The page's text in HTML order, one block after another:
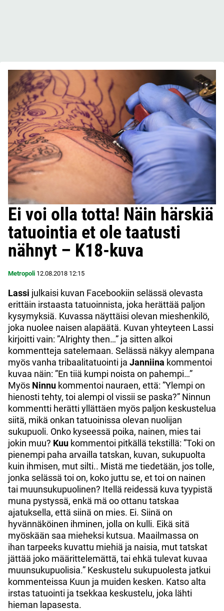
Ei voi olla totta! Näin härskiä
tatuointia et ole taatusti
nähnyt – K18-kuva
Metropoli 12.08.2018 12:15
Lassi julkaisi kuvan Facebookiin selässä olevasta
erittäin irstaasta tatuoinnista, joka herättää paljon
kysymyksiä. Kuvassa näyttäisi olevan mieshenkilö,
joka nuolee naisen alapäätä. Kuvan yhteyteen Lassi
kirjoitti vain: ”Alrighty then…” ja sitten alkoi
kommentteja satelemaan. Selässä näkyy alempana
myös vanha tribaalitatuointi ja Janniina kommentoi
kuvaa näin: ”En tiiä kumpi noista on pahempi…”
Myös Ninnu kommentoi nauraen, että: ”Ylempi on
hienosti tehty, toi alempi ol vissii se paska?” Ninnun
kommentti herätti yllättäen myös paljon keskustelua
siitä, mikä onkan tatuoinissa olevan nuolijan
sukupuoli. Onko kyseessä poika, nainen, mies tai
jokin muu? Kuu kommentoi pitkällä tekstillä: ”Toki on
pienempi paha arvailla tatskan, kuvan, sukupuolta
kuin ihmisen, mut silti.. Mistä me tiedetään, jos tolle,
jonka selässä toi on, koko juttu se, et toi on nainen
tai muunsukupuolinen? Itellä reidessä kuva tyypistä
muna pystyssä, enkä mä oo ottanu tatskaa
ajatuksella, että siinä on mies. Ei. Siinä on
hyvännäköinen ihminen, jolla on kulli. Eikä sitä
myöskään saa mieheksi kutsua. Maailmassa on
ihan tarpeeks kuvattu miehiä ja naisia, mut tatskat
jättää joko määrittelemättä, tai ehkä tulevat kuvaa
muunsukupuolisia.” Keskustelu sukupuolesta jatkui
kommenteissa Kuun ja muiden kesken. Katso alta
irstas tatuointi ja tsekkaa keskustelu, joka lähti
hieman lapasesta.